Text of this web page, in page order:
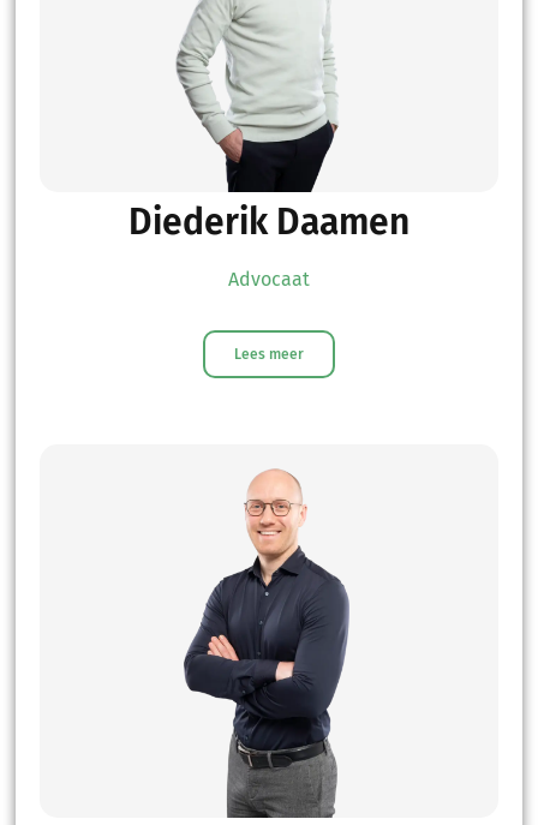
Diederik Daamen
Advocaat
Lees meer